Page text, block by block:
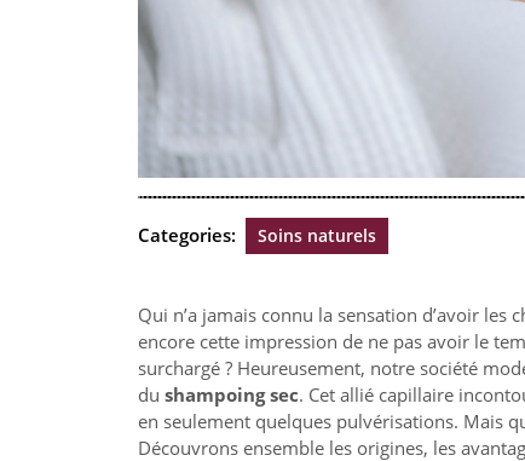
Categories: Soins naturels
Qui n’a jamais connu la sensation d’avoir
encore cette impression de ne pas avoir le
surchargé ? Heureusement, notre société
du shampoing sec. Cet allié capillaire
en seulement quelques pulvérisations. Mais
Découvrons ensemble les origines, les